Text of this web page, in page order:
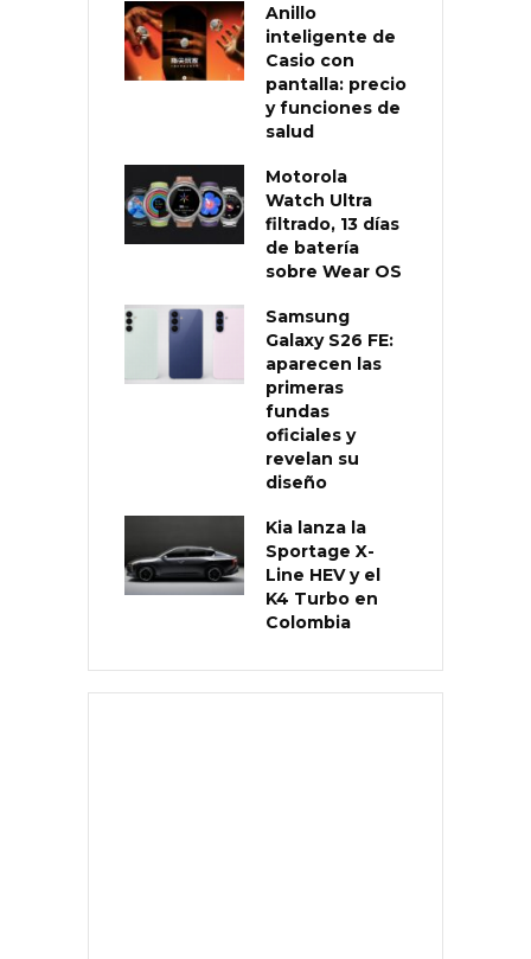
Anillo
inteligente de
Casio con
pantalla: precio
y funciones de
salud
Motorola
Watch Ultra
filtrado, 13 días
de batería
sobre Wear OS
Samsung
Galaxy S26 FE:
aparecen las
primeras
fundas
oficiales y
revelan su
diseño
Kia lanza la
Sportage X-
Line HEV y el
K4 Turbo en
Colombia